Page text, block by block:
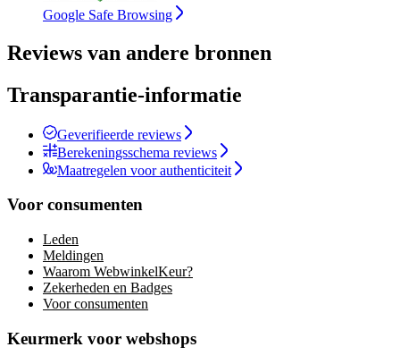
Google Safe Browsing
Reviews van andere bronnen
Transparantie-informatie
Geverifieerde reviews
Berekeningsschema reviews
Maatregelen voor authenticiteit
Voor consumenten
Leden
Meldingen
Waarom WebwinkelKeur?
Zekerheden en Badges
Voor consumenten
Keurmerk voor webshops